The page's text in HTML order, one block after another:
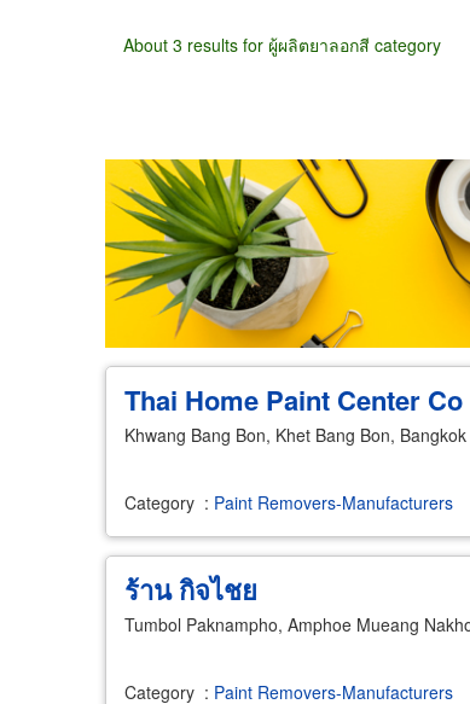
About 3 results for ผู้ผลิตยาลอกสี category
Wholesale Retail Manufacturer
Thai Home Paint Center
Khwang Bang Bon, Khet Bang Bon,
Category : Paint Removers-Manufacturers
ร้าน กิจไชย
Tumbol Paknampho, Amphoe Mueang
Category : Paint Removers-Manufacturers